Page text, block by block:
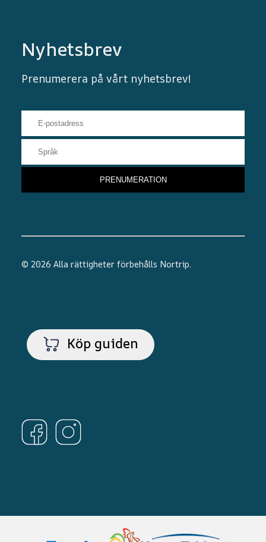
Nyhetsbrev
Prenumerera på vårt nyhetsbrev!
© 2026 Alla rättigheter förbehålls Nortrip.
Köp guiden